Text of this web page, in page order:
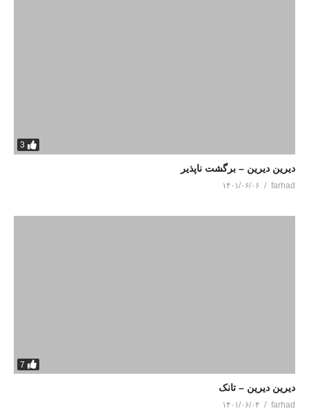
3
دیرین دیرین – برگشت ناپذیر
farhad ۱۴۰۱/۰۶/۰۶
7
دیرین دیرین – تانک
farhad ۱۴۰۱/۰۶/۰۴